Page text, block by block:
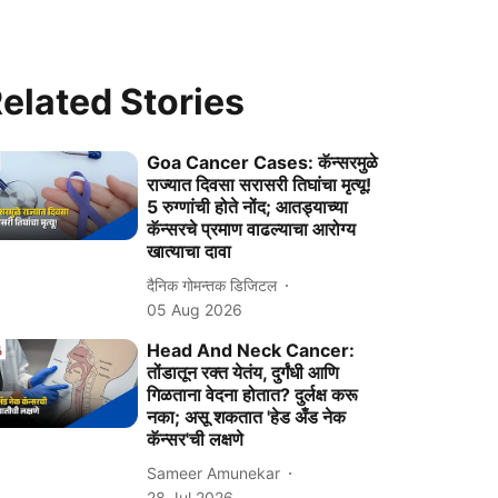
Stories
Goa Cancer Cases: कॅन्‍सरमुळे
राज्‍यात दिवसा सरासरी तिघांचा मृत्‍यू!
5 रुग्‍णांची होते नोंद; आतड्याच्या
कॅन्‍सरचे प्रमाण वाढल्‍याचा आरोग्‍य
खात्‍याचा दावा
दैनिक गोमन्तक डिजिटल
05 Aug 2026
Head And Neck Cancer:
तोंडातून रक्त येतंय, दुर्गंधी आणि
गिळताना वेदना होतात? दुर्लक्ष करू
नका; असू शकतात 'हेड अँड नेक
कॅन्सर'ची लक्षणे
Sameer Amunekar